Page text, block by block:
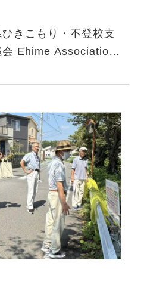
きこもり・不登校支
会 Ehime Association
…